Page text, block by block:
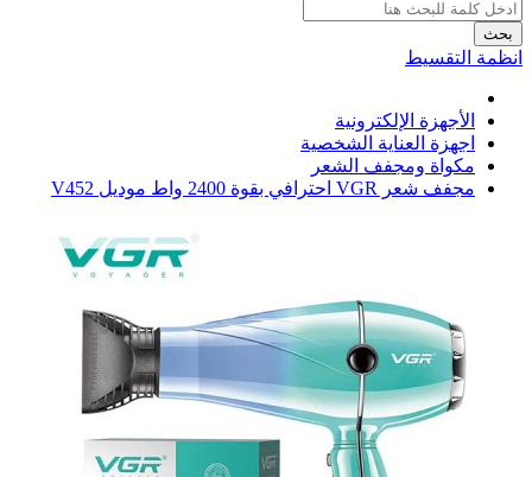
بحث
انظمة التقسيط
الأجهزة الإلكترونية
اجهزة العناية الشخصية
مكواة ومجفف الشعر
مجفف شعر VGR احترافي بقوة 2400 واط موديل V452